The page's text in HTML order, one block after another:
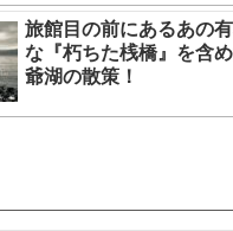
旅館目の前にあるあの
な『朽ちた桟橋』を含
爺湖の散策！